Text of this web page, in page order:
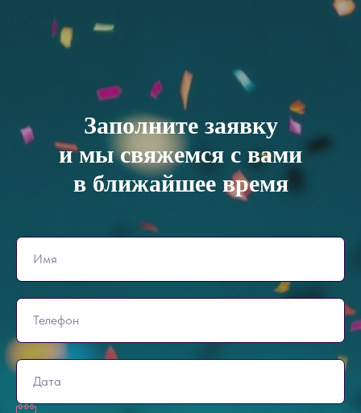
Заполните заявку
и мы свяжемся с вами
в ближайшее время